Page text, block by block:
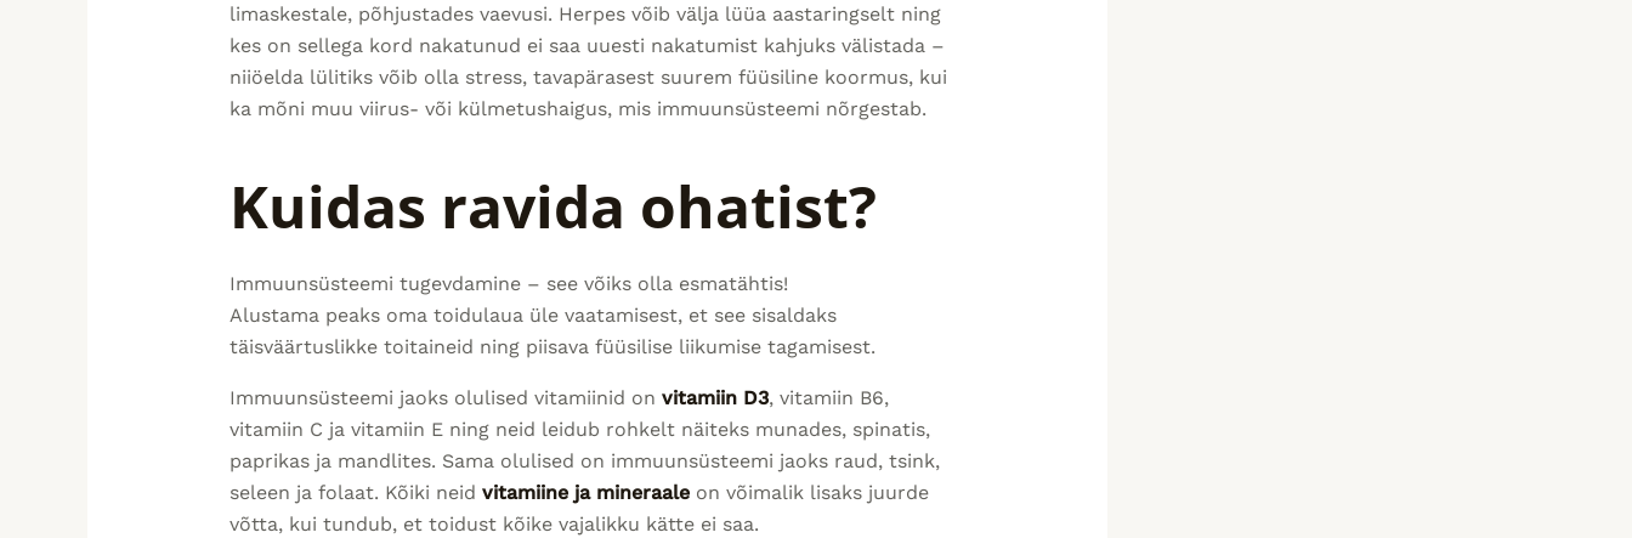
limaskestale, põhjustades vaevusi. Herpes võib välja lüüa aastaringselt ning
kes on sellega kord nakatunud ei saa uuesti nakatumist kahjuks välistada –
niiöelda lülitiks võib olla stress, tavapärasest suurem füüsiline koormus, kui
ka mõni muu viirus- või külmetushaigus, mis immuunsüsteemi nõrgestab.
Kuidas ravida ohatist?
Immuunsüsteemi tugevdamine – see võiks olla esmatähtis!
Alustama peaks oma toidulaua üle vaatamisest, et see sisaldaks
täisväärtuslikke toitaineid ning piisava füüsilise liikumise tagamisest.
Immuunsüsteemi jaoks olulised vitamiinid on vitamiin D3, vitamiin B6,
vitamiin C ja vitamiin E ning neid leidub rohkelt näiteks munades, spinatis,
paprikas ja mandlites. Sama olulised on immuunsüsteemi jaoks raud, tsink,
seleen ja folaat. Kõiki neid vitamiine ja mineraaleon võimalik lisaks juurde
võtta, kui tundub, et toidust kõike vajalikku kätte ei saa.